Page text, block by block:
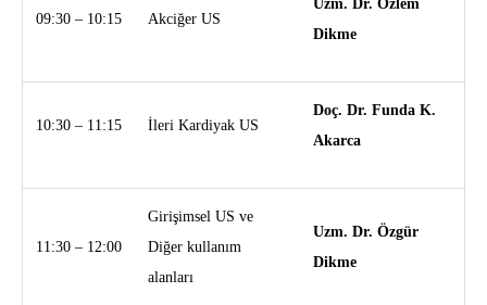
09:30 – 10:15 Akciğer US
Uzm. Dr. Özlem
Dikme
10:30 – 11:15 İleri Kardiyak US
Doç. Dr. Funda K.
Akarca
11:30 – 12:00
Girişimsel US ve
Diğer kullanım
alanları
Uzm. Dr. Özgür
Dikme